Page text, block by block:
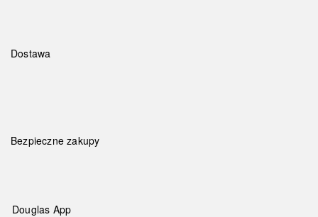
Dostawa
Bezpieczne zakupy
Douglas App